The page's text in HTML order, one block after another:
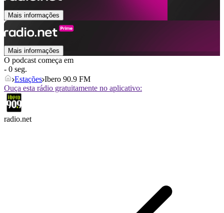
Mais informações
Mais informações
O podcast começa em
- 0 seg.
Estações Ibero 90.9 FM
Ouça esta rádio gratuitamente no aplicativo:
radio.net